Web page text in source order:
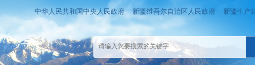
中华人民共和国中央人民政府 新疆维吾尔自治区人民政府 新疆生产